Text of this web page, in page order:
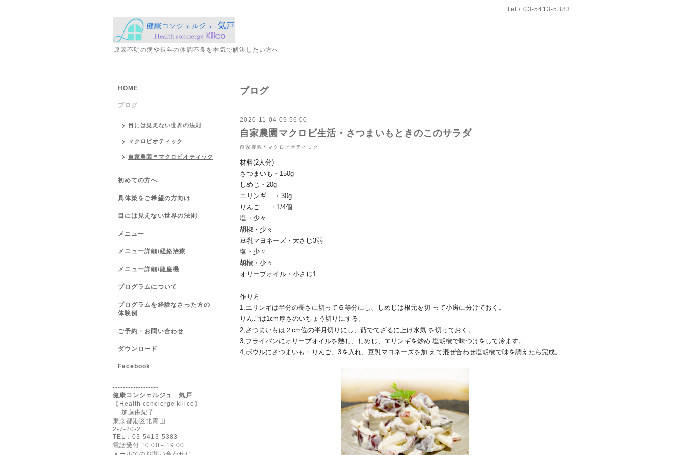
Tel / 03-5413-5383
原因不明の病や長年の体調不良を本気で解決したい方へ
ブログ
2020-11-04 09:56:00
自家農園マクロビ生活・さつまいもときのこのサラダ
自家農園＊マクロビオティック
材料(2人分)
さつまいも・150g
しめじ・20g
エリンギ ・30g
りんご ・1/4個
塩・少々
胡椒・少々
豆乳マヨネーズ・大さじ3弱
塩・少々
胡椒・少々
オリーブオイル・小さじ1
作り方
1,エリンギは半分の長さに切って６等分にし、しめじは根元を切 って小房に分けておく。
りんごは1cm厚さのいちょう切りにする。
2,さつまいもは２cm位の半月切りにし、茹でてざるに上げ水気 を切っておく。
3,フライパンにオリーブオイルを熱し、しめじ、エリンギを炒め 塩胡椒で味つけをして冷ます。
4,ボウルにさつまいも・りんご、3を入れ、豆乳マヨネーズを加 えて混ぜ合わせ塩胡椒で味を調えたら完成。
HOME
ブログ
目には見えない世界の法則
マクロビオティック
自家農園＊マクロビオティック
初めての方へ
具体策をご希望の方向け
目には見えない世界の法則
メニュー
メニュー詳細/経絡治療
メニュー詳細/龍皇機
プログラムについて
プログラムを経験なさった方の
体験例
ご予約・お問い合わせ
ダウンロード
Facebook
------------------
健康コンシェルジュ 気戸
【Health concierge kiiico】
加藤由紀子
東京都港区北青山
2-7-20-2
TEL：03-5413-5383
電話受付:10:00～19:00